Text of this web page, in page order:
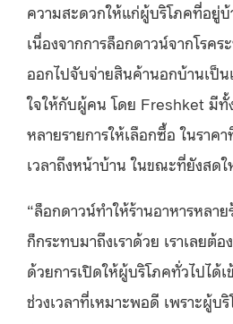
ความสะดวกให้แก่ผู้บริโภคที่อยู่
เนื่องจากการล็อกดาวน์จากโรค
ออกไปจับจ่ายสินค้านอกบ้านเป็น
ใจให้กับผู้คน โดย Freshket มีทั้
หลายรายการให้เลือกซื้อ ในราค
เวลาถึงหน้าบ้าน ในขณะที่ยังสด
“ล็อกดาวน์ทำให้ร้านอาหารหลา
ก็กระทบมาถึงเราด้วย เราเลยต้อ
ด้วยการเปิดให้ผู้บริโภคทั่วไปได้
ช่วงเวลาที่เหมาะพอดี เพราะผู้บ